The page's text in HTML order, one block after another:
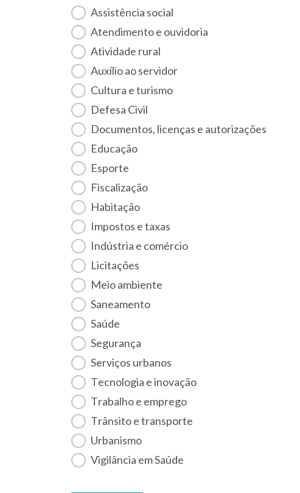
Assistência social
Atendimento e ouvidoria
Atividade rural
Auxílio ao servidor
Cultura e turismo
Defesa Civil
Documentos, licenças e autorizações
Educação
Esporte
Fiscalização
habitação
Impostos e taxas
Indústria e comércio
Licitações
Meio ambiente
Saneamento
Saúde
Segurança
Serviços urbanos
Tecnologia e inovação
Trabalho e emprego
Trânsito e transporte
Urbanismo
Vigilância em Saúde